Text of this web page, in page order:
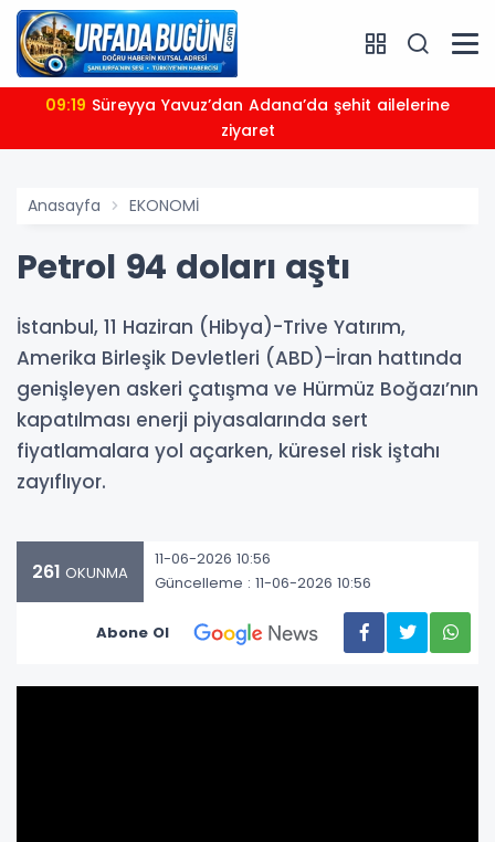
09:19
ziyaret
Anasayfa EKONOMİ
Petrol 94 doları aştı
İstanbul, 11 Haziran (Hibya)-Trive Yatırım,
Amerika Birleşik Devletleri (ABD)–İran hattında
genişleyen askeri çatışma ve Hürmüz Boğazı’nın
kapatılması enerji piyasalarında sert
fiyatlamalara yol açarken, küresel risk iştahı
zayıflıyor.
261 OKUNMA
11-06-2026 10:56
Güncelleme : 11-06-2026 10:56
Abone Ol